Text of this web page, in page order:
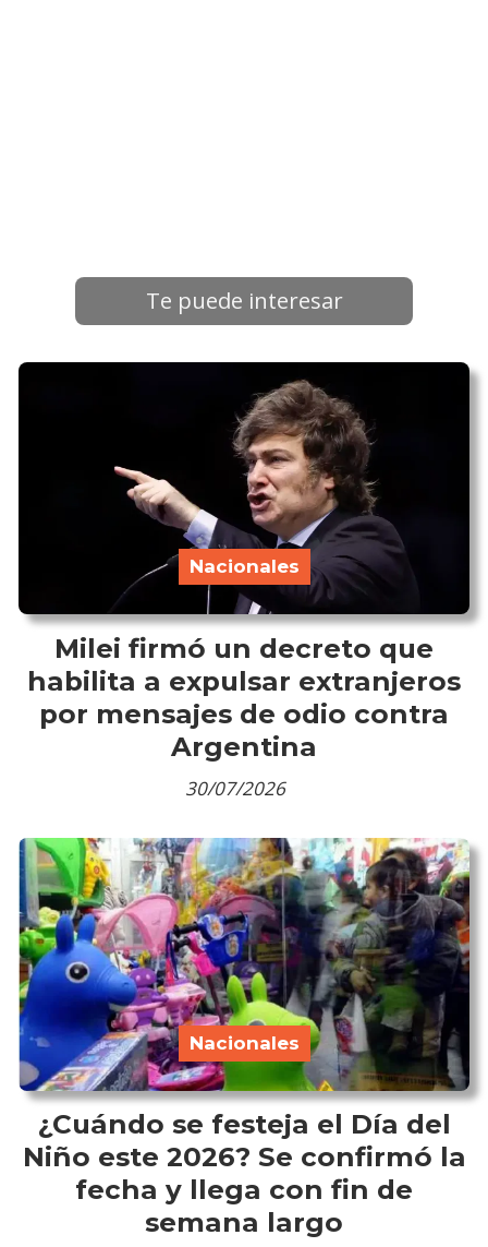
Te puede interesar
Milei firmó un decreto que
habilita a expulsar extranjeros
por mensajes de odio contra
Argentina
Nacionales
30/07/2026
¿Cuándo se festeja el Día del
Niño este 2026? Se confirmó la
fecha y llega con fin de
semana largo
Nacionales